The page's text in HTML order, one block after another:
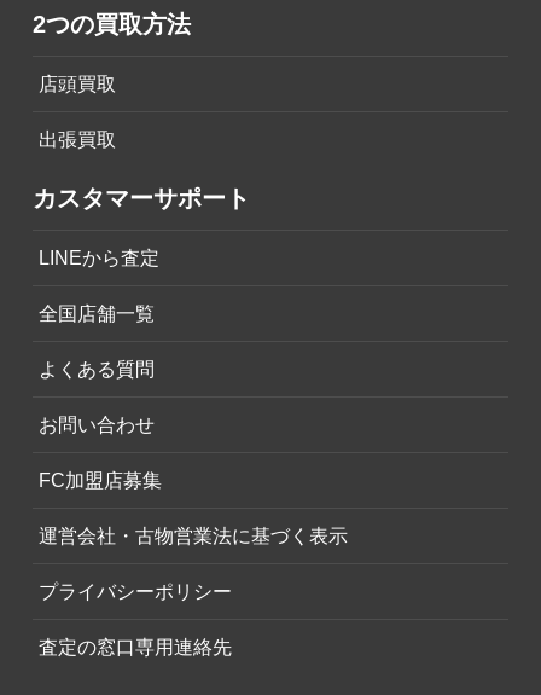
2つの買取方法
店頭買取
出張買取
カスタマーサポート
LINEから査定
全国店舗一覧
よくある質問
お問い合わせ
FC加盟店募集
運営会社・古物営業法に基づく表示
プライバシーポリシー
査定の窓口専用連絡先